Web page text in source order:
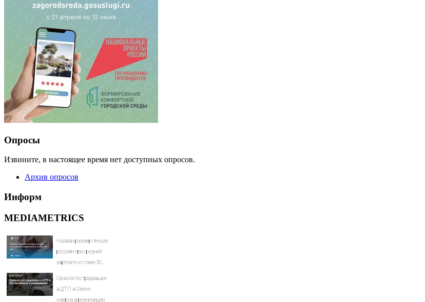
Опросы
Извините, в настоящее время нет доступных опросов.
Архив опросов
Информ
MEDIAMETRICS
Назван размер пенсии
россиян при средней
зарплате и стаже 30
Одна из пострадавших
в ДТП в Омске
умерла в реанимации